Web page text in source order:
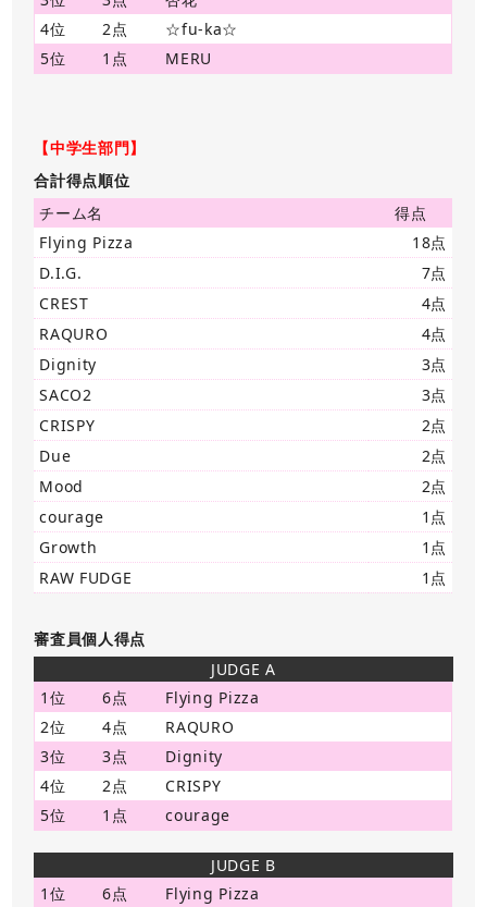
4位
2点
☆fu-ka☆
5位
1点 MERU
【中学生部門】
合計得点順位
チーム名
得点
Flying Pizza
18点
D.I.G.
7点
CREST
4点
RAQURO
4点
Dignity
3点
SACO2
3点
CRISPY
2点
Due
2点
Mood
2点
courage
1点
Growth
1点
RAW FUDGE
1点
審査員個人得点
JUDGE A
1位
6点
Flying Pizza
2位
4点
RAQURO
3位
3点
Dignity
4位
2点
CRISPY
5位
1点 courage
JUDGE B
1位
6点
Flying Pizza